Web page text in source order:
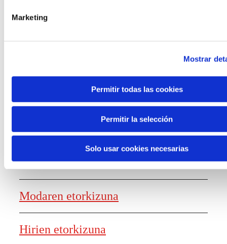
Marketing
Mostrar
Permitir todas las cookies
Permitir la selección
Solo usar cookies necesarias
Ezagutza sortzea
Lanaren etorkizunaren txostena
Elikagaien etorkizuna
Modaren etorkizuna
Hirien etorkizuna